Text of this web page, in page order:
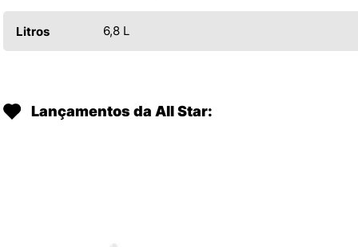
Litros 6,8 L
Lançamentos da All Star: